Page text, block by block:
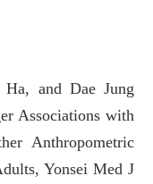
and Dae Jung
Associations with
Anthropometric
Yonsei Med J